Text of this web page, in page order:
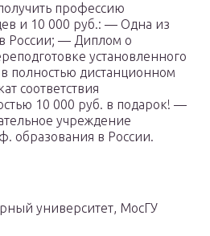
профессию
и 10 000 руб.: — Одна из
России; — Диплом о
установленного
полностью дистанционном
соответствия
10 000 руб. в подарок! —
учреждение
образования в России.
университет, МосГУ